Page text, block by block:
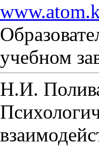
учебном
Н.И.